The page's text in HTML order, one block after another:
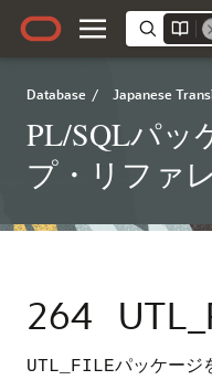
Database / Japanese
PL/SQLパッ
プ・リファ
264
UTL_FILEパッケージ